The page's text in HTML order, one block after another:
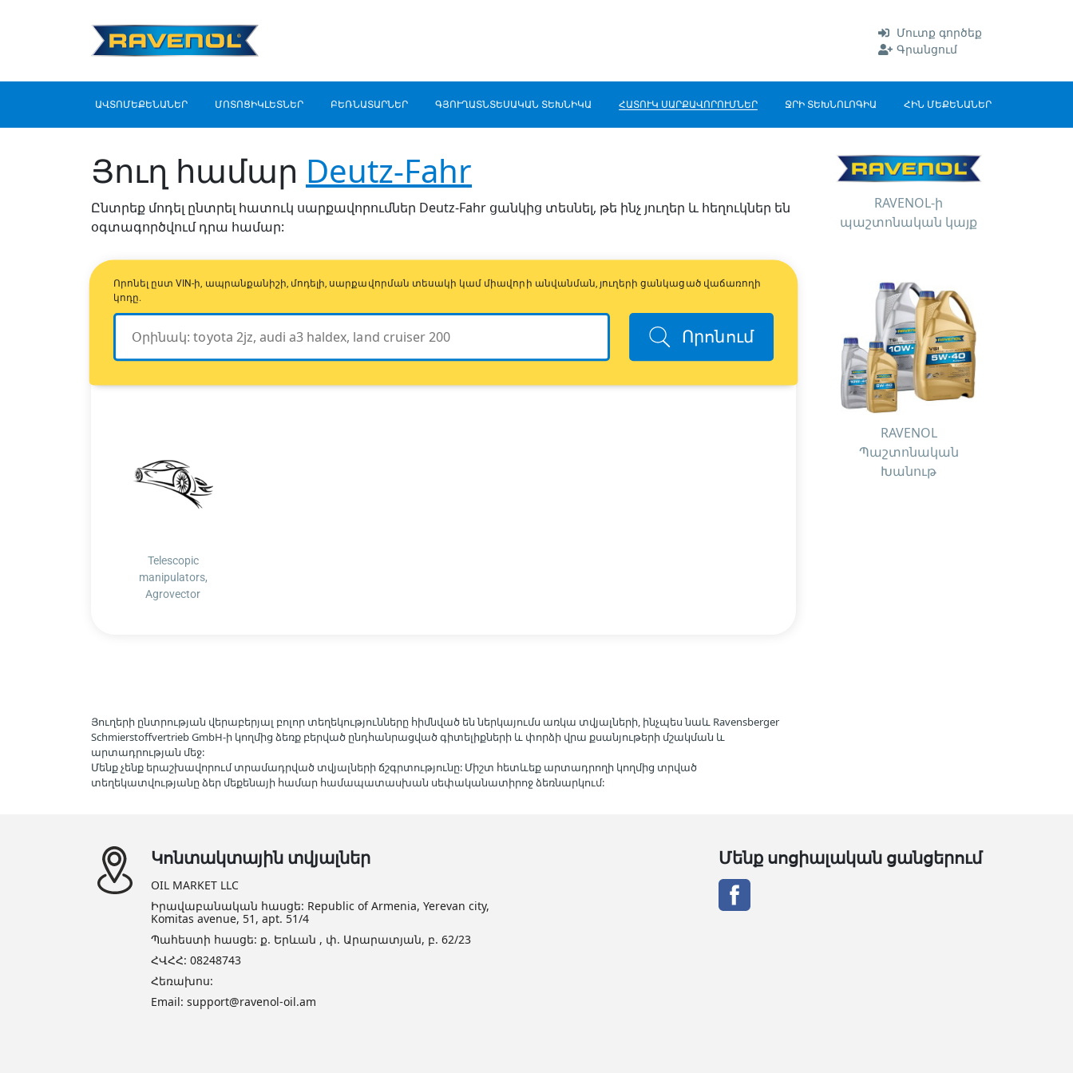
Մուտք գործեք
Գրանցում
ԱՎՏՈՄԵՔԵՆԱՆԵՐ ՄՈՏՈՑԻԿԼԵՏՆԵՐ ԲԵՌՆԱՏԱՐՆԵՐ ԳՅՈՒՂԱՏՆՏԵՍԱԿԱՆ ՏԵԽՆԻԿԱ ՀԱՏՈՒԿ ՍԱՐՔԱՎՈՐՈՒՄՆԵՐ ՋՐԻ ՏԵԽՆՈԼՈԳԻԱ ՀԻՆ ՄԵՔԵՆԱՆԵՐ
Յուղ համար Deutz-Fahr
Ընտրեք մոդել ընտրել հատուկ սարքավորումներ Deutz-Fahr ցանկից տեսնել, թե ինչ յուղեր և հեղուկներ են
օգտագործվում դրա համար:
Որոնել ըստ VIN-ի, ապրանքանիշի, մոդելի, սարքավորման տեսակի կամ միավորի անվանման, յուղերի ցանկացած վաճառողի
կոդը.
Որոնում
Telescopic
manipulators,
Agrovector
RAVENOL-ի
պաշտոնական կայք
RAVENOL
Պաշտոնական
Խանութ
Յուղերի ընտրության վերաբերյալ բոլոր տեղեկությունները հիմնված են ներկայումս առկա տվյալների, ինչպես նաև Ravensberger
Schmierstoffvertrieb GmbH-ի կողմից ձեռք բերված ընդհանրացված գիտելիքների և փորձի վրա քսանյութերի մշակման և
արտադրության մեջ:
Մենք չենք երաշխավորում տրամադրված տվյալների ճշգրտությունը: Միշտ հետևեք արտադրողի կողմից տրված
տեղեկատվությանը ձեր մեքենայի համար համապատասխան սեփականատիրոջ ձեռնարկում:
Կոնտակտային տվյալներ
OIL MARKET LLC
Իրավաբանական հասցե: Republic of Armenia, Yerevan city,
Komitas avenue, 51, apt. 51/4
Պահեստի հասցե: ք. Երևան , փ. Արարատյան, բ. 62/23
ՀՎՀՀ: 08248743
Հեռախոս:
Email: support@ravenol-oil.am
Մենք սոցիալական ցանցերում